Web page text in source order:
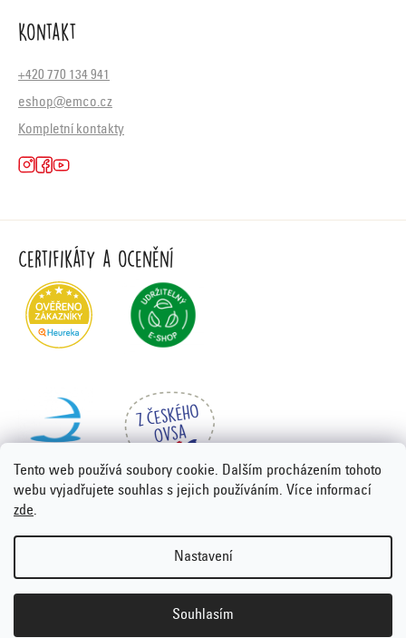
Tento web používá soubory cookie. Dalším procházením tohoto
webu vyjadřujete souhlas s jejich používáním. Více informací
zde.
Nastavení
Souhlasím
Kontakt
+420 770 134 941
eshop@emco.cz
Kompletní kontakty
Certifikáty a ocenění
Vytvořil Shoptet Premium
nastavení cookies